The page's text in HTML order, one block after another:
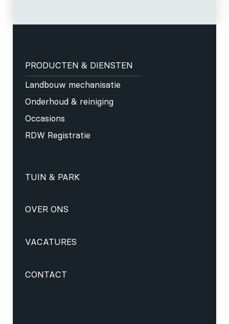
PRODUCTEN & DIENSTEN
Landbouw mechanisatie
Onderhoud & reiniging
Occasions
RDW Registratie
TUIN & PARK
OVER ONS
VACATURES
CONTACT